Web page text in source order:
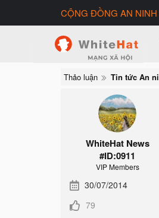
CỘNG ĐỒNG AN
Thảo luận Tin tức An
WhiteHat News
#ID:0911
VIP Members
30/07/2014
79